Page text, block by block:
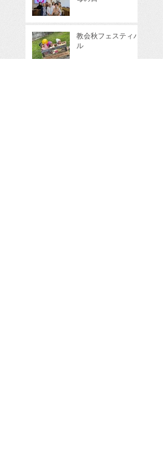
教会秋フェスティバ
ル